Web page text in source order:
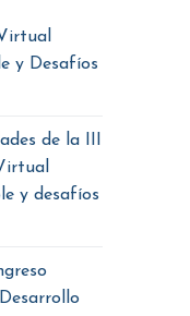
y Desafíos
de la III
y desafíos